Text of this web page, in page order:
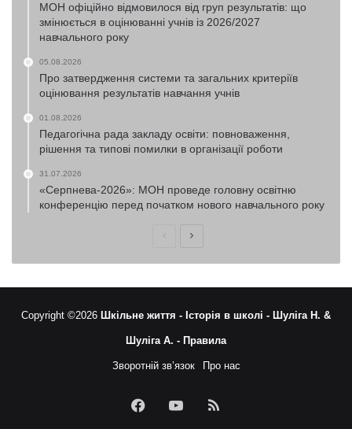
МОН офіційно відмовилося від груп результатів: що
змінюється в оцінюванні учнів із 2026/2027
навчального року
05.08.2026
Про затвердження системи та загальних критеріїв
оцінювання результатів навчання учнів
01.08.2026
Педагогічна рада закладу освіти: повноваження,
рішення та типові помилки в організації роботи
31.07.2026
«Серпнева-2026»: МОН проведе головну освітню
конференцію перед початком нового навчального року
ПопередняНаступна
Copyright ©2026 Шкільне життя - Історія в школі - Шуліга Н. &
Шуліга А. - Правила
Зворотній зв’язок Про нас
FacebookYouTubeRSS